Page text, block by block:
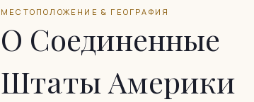
МЕСТОПОЛОЖЕНИЕ & ГЕОГРАФИЯ
О Соединенные
Штаты Америки